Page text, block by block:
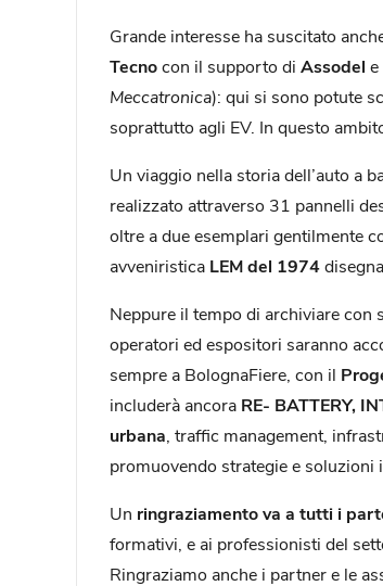
Grande interesse ha suscitato
Tecnocon il supporto di Assodel
Meccatronica): qui si sono potute
soprattutto agli EV. In questo
Un viaggio nella storia dell’auto a
realizzato attraverso 31 pannelli
oltre a due esemplari gentilmente
avveniristica LEM del 1974
Neppure il tempo di archiviare con
operatori ed espositori saranno
sempre a BolognaFiere, con il
includerà ancora RE- BATTERY,
urbana , traffic management,
promuovendo strategie e soluzioni
Un ringraziamento va a tutti i
formativi, e ai professionisti del
Ringraziamo anche i partner e le